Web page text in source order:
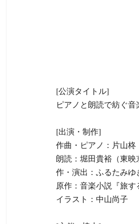
[公演タイトル]
ピアノと朗読で紡ぐ音
​[出演・制作]
作曲・ピアノ：片山柊
朗読：堀田貴裕（東映
作・演出：ふるたみゆ
原作：音楽小説『旅す
イラスト：中山尚子